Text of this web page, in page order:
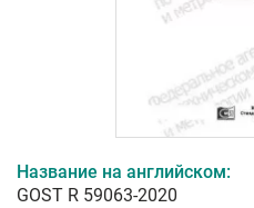
Название на английском:
GOST R 59063-2020